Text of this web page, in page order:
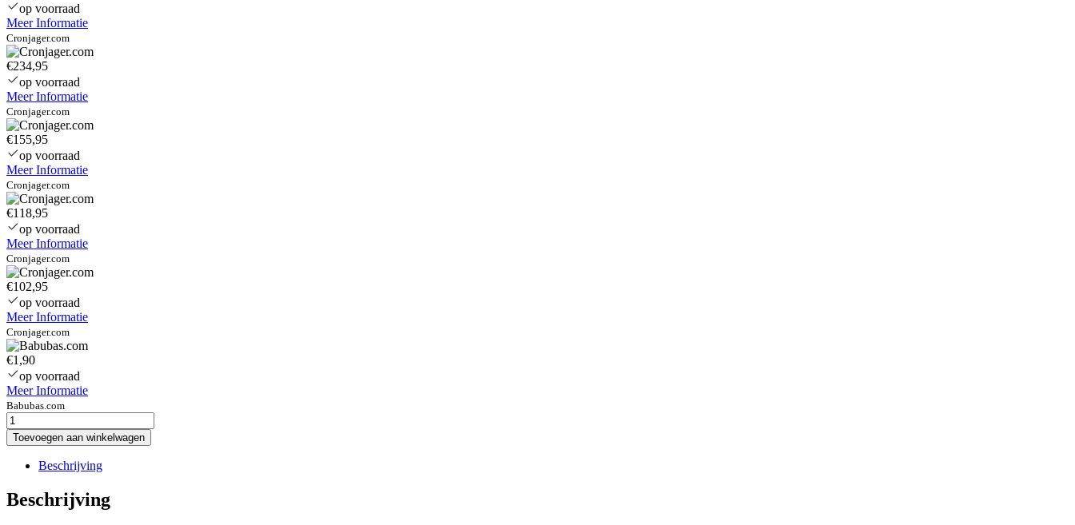
op voorraad
Meer Informatie
Cronjager.com
€234,95
op voorraad
Meer Informatie
Cronjager.com
€155,95
op voorraad
Meer Informatie
Cronjager.com
€118,95
op voorraad
Meer Informatie
Cronjager.com
€102,95
op voorraad
Meer Informatie
Cronjager.com
€1,90
op voorraad
Meer Informatie
Babubas.com
latitude-
e6330-
replacement-
65w-
334a-
ac-
Toevoegen aan winkelwagen
Beschrijving
Beschrijving